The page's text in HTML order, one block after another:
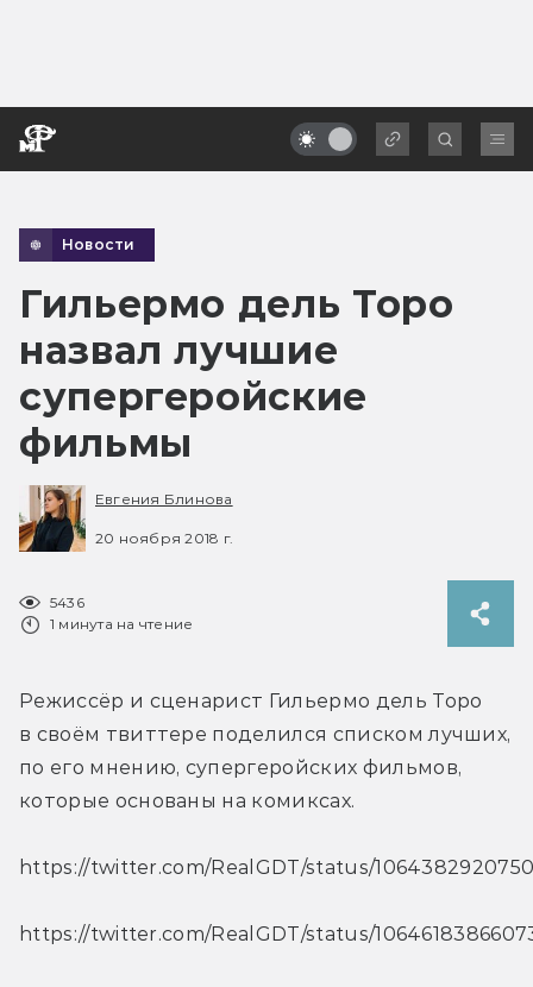
Новости
Гильермо дель Торо
назвал лучшие
супергеройские
фильмы
Евгения Блинова
20 ноября 2018 г.
5436
1 минута на чтение
Режиссёр и сценарист Гильермо дель Торо
в своём твиттере поделился списком лучших,
по его мнению, супергеройских фильмов,
которые основаны на комиксах.
https://twitter.com/RealGDT/status/
https://twitter.com/RealGDT/status/